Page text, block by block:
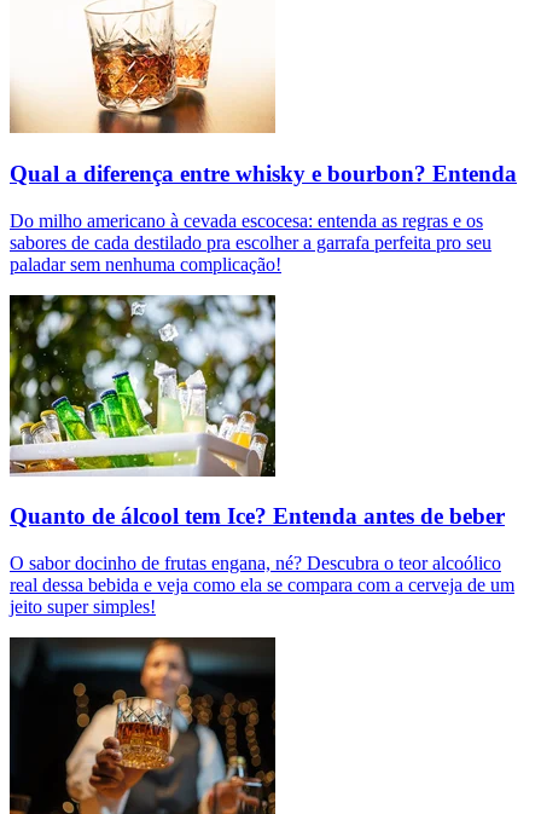
Qual a diferença entre whisky e bourbon? Entenda
Do milho americano à cevada escocesa: entenda as regras e os
sabores de cada destilado pra escolher a garrafa perfeita pro seu
paladar sem nenhuma complicação!
Quanto de álcool tem Ice? Entenda antes de beber
O sabor docinho de frutas engana, né? Descubra o teor alcoólico
real dessa bebida e veja como ela se compara com a cerveja de um
jeito super simples!